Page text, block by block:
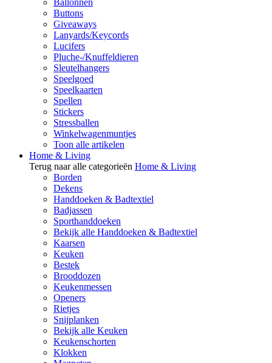
Ballonnen
Buttons
Giveaways
Lanyards/Keycords
Lucifers
Pluche-/Knuffeldieren
Sleutelhangers
Speelgoed
Speelkaarten
Spellen
Stickers
Stressballen
Winkelwagenmuntjes
Toon alle artikelen
Home & Living
Terug naar alle categorieën Home & Living
Borden
Dekens
Handdoeken & Badtextiel
Badjassen
Sporthanddoeken
Bekijk alle Handdoeken & Badtextiel
Kaarsen
Keuken
Bestek
Brooddozen
Keukenmessen
Openers
Rietjes
Snijplanken
Bekijk alle Keuken
Keukenschorten
Klokken